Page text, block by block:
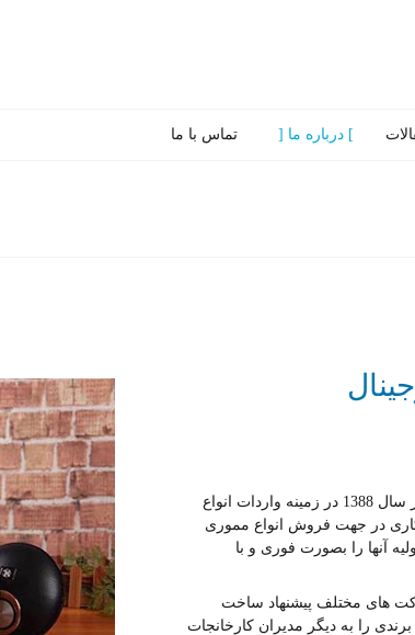
درباره ما تماس با ما
گروه هدایای تبلیغاتی اورجینال با مدیریت آقای حسین محمدیه از سال 1388 در زمینه واردات انواع
در جهت فروش انواع مموری
آنها را بصورت فوری و با
های مختلف پیشنهاد ساخت
را به دیگر مدیران کارخانجات